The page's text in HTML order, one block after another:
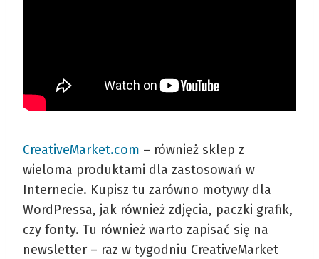
CreativeMarket.com – również sklep z
wieloma produktami dla zastosowań w
Internecie. Kupisz tu zarówno motywy dla
WordPressa, jak również zdjęcia, paczki grafik,
czy fonty. Tu również warto zapisać się na
newsletter – raz w tygodniu CreativeMarket